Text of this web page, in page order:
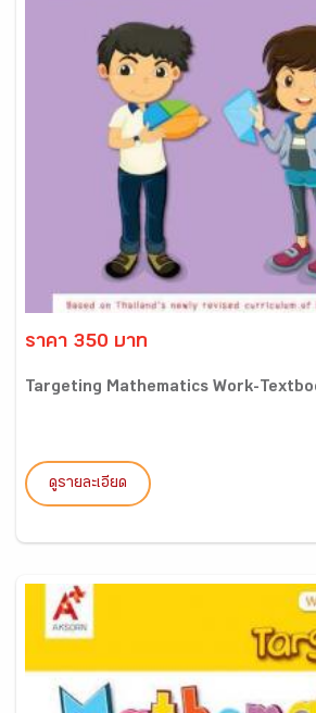
ราคา 350 บาท
Targeting Mathematics Work-
ดูรายละเอียด